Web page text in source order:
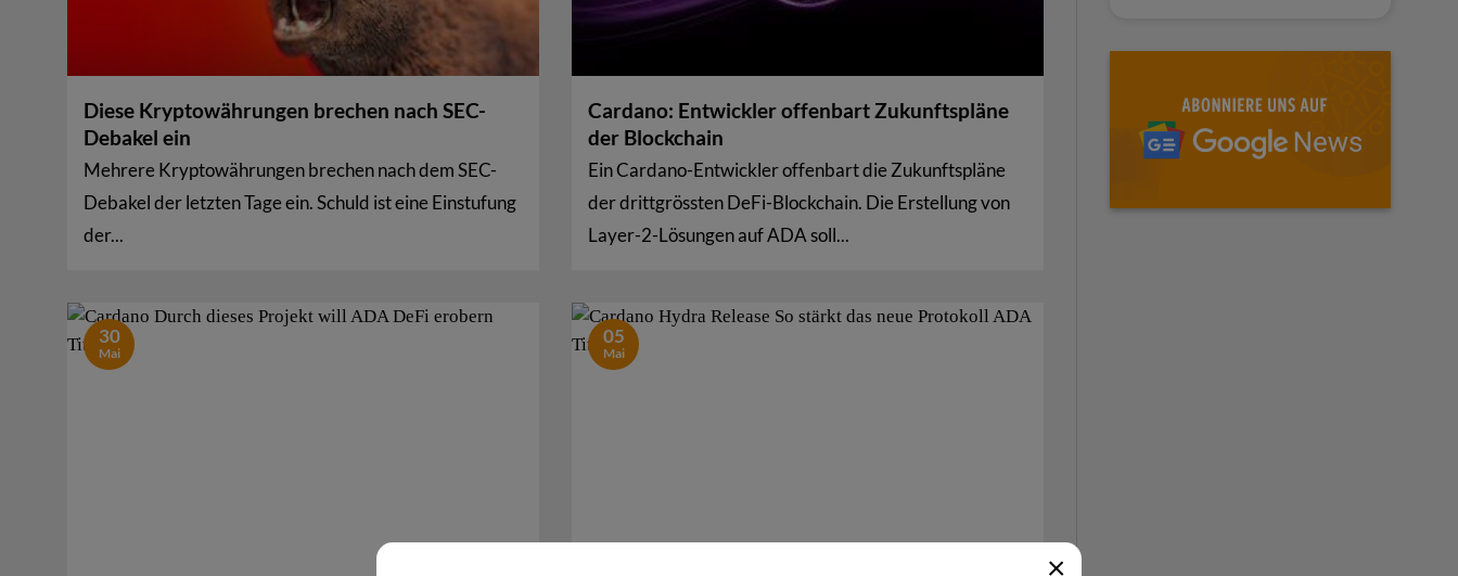
Diese Kryptowährungen brechen nach SEC-
Debakel ein
Mehrere Kryptowährungen brechen nach dem SEC-
Debakel der letzten Tage ein. Schuld ist eine Einstufung
der...
Cardano: Entwickler offenbart Zukunftspläne
der Blockchain
Ein Cardano-Entwickler offenbart die Zukunftspläne
der drittgrössten DeFi-Blockchain. Die Erstellung von
Layer-2-Lösungen auf ADA soll...
30
Mai
05
Mai
×